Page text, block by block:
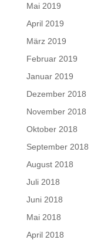
Mai 2019
April 2019
März 2019
Februar 2019
Januar 2019
Dezember 2018
November 2018
Oktober 2018
September 2018
August 2018
Juli 2018
Juni 2018
Mai 2018
April 2018